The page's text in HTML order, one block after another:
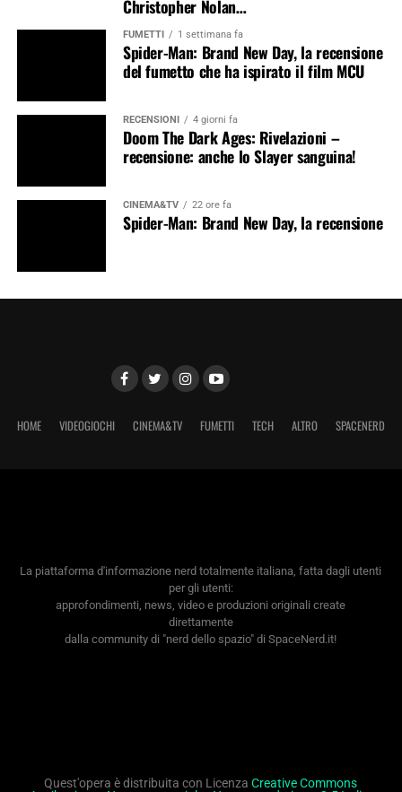
Christopher Nolan…
FUMETTI 1 settimana fa
Spider-Man: Brand New Day, la recensione
del fumetto che ha ispirato il film MCU
RECENSIONI 4 giorni fa
Doom The Dark Ages: Rivelazioni –
recensione: anche lo Slayer sanguina!
CINEMA&TV 22 ore fa
Spider-Man: Brand New Day, la recensione
HOME VIDEOGIOCHI CINEMA&TV FUMETTI TECH ALTRO SPACENERD
La piattaforma d'informazione nerd totalmente italiana, fatta dagli utenti
per gli utenti:
approfondimenti, news, video e produzioni originali create
direttamente
dalla community di "nerd dello spazio" di SpaceNerd.it!
Quest'opera è distribuita con LicenzaCreative Commons